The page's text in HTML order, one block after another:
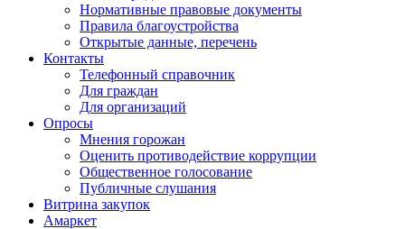
Нормативные правовые документы
Правила благоустройства
Открытые данные, перечень
Контакты
Телефонный справочник
Для граждан
Для организаций
Опросы
Мнения горожан
Оценить противодействие коррупции
Общественное голосование
Публичные слушания
Витрина закупок
Амаркет